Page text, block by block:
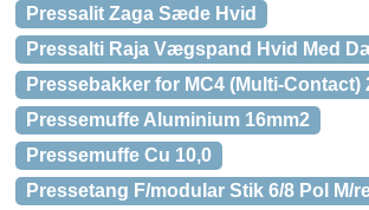
Pressalit Zaga Sæde Hvid
Pressalti Raja Vægspand Hvid Med
Pressebakker for MC4 (Multi-Contact)
Pressemuffe Aluminium 16mm2
Pressemuffe Cu 10,0
Pressetang F/modular Stik 6/8 Pol M/